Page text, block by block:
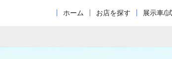
ホーム お店を探す 展示車/